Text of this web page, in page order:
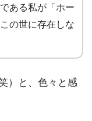
ある私が「ホー
の世に存在しな
）と、色々と感